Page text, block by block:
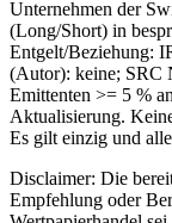
Unternehmen der
(Long/Short) in
Entgelt/Beziehung:
(Autor): keine; SRC
Emittenten >= 5 %
Aktualisierung.
Es gilt einzig und
Disclaimer: Die
Empfehlung oder